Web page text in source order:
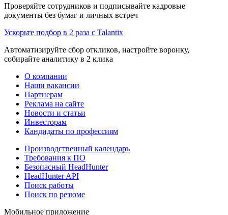
Проверяйте сотрудников и подписывайте кадровые
документы без бумаг и личных встреч
Ускорьте подбор в 2 раза с Talantix
Автоматизируйте сбор откликов, настройте воронку,
собирайте аналитику в 2 клика
О компании
Наши вакансии
Партнерам
Реклама на сайте
Новости и статьи
Инвесторам
Кандидаты по профессиям
Производственный календарь
Требования к ПО
Безопасный HeadHunter
HeadHunter API
Поиск работы
Поиск по резюме
Мобильное приложение